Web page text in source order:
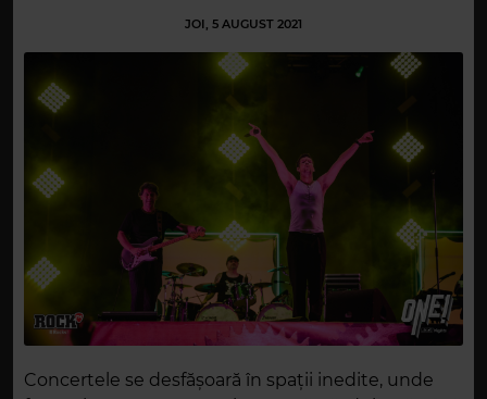
JOI, 5 AUGUST 2021
Concertele se desfășoară în spații inedite, unde